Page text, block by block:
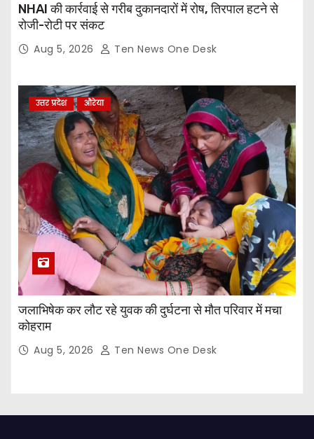
NHAI की कार्रवाई से गरीब दुकानदारों में रोष, तिरपाल हटने से
रोजी-रोटी पर संकट
Aug 5, 2026 Ten News One Desk
उत्तर प्रदेश औरेया
जलाभिषेक कर लौट रहे युवक की दुर्घटना से मौत परिवार में मचा
कोहराम
Aug 5, 2026 Ten News One Desk